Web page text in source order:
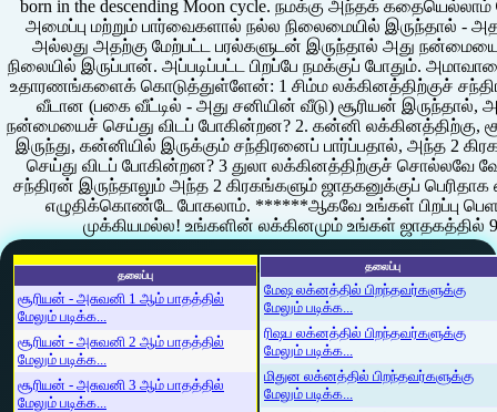
born in the descending Moon cycle. நமக்கு அந்தக்
அமைப்பு மற்றும் பார்வைகளால் நல்ல நிலைமையில் இருந்தால் -
அல்லது அதற்கு மேற்பட்ட பரல்களுடன் இருந்தால் அது
நிலையில் இருப்பான். அப்படிப்பட்ட பிறப்பே நமக்குப் போதும்.
உதாரணங்களைக் கொடுத்துள்ளேன்: 1 சிம்ம லக்கினத்திற்குச்
வீடான (பகை வீட்டில் - அது சனியின் வீடு) சூரியன் இருந்தால்,
நன்மையைச் செய்து விடப் போகின்றன? 2. கன்னி லக்கினத்திற்கு,
இருந்து, கன்னியில் இருக்கும் சந்திரனைப் பார்ப்பதால், அந்த 2
செய்து விடப் போகின்றன? 3 துலா லக்கினத்திற்குச் சொல்லவே
சந்திரன் இருந்தாலும் அந்த 2 கிரகங்களும் ஜாதகனுக்குப்
எழுதிக்கொண்டே போகலாம். ******ஆகவே உங்கள் பிறப்பு
முக்கியமல்ல! உங்களின் லக்கினமும் உங்கள் ஜாதகத்தில்
தலைப்பு
சூரியன் - அசுவனி 1 ஆம் பாதத்தில்
மேலும் படிக்க...
சூரியன் - அசுவனி 2 ஆம் பாதத்தில்
மேலும் படிக்க...
சூரியன் - அசுவனி 3 ஆம் பாதத்தில்
மேலும் படிக்க...
தலைப்பு
மேஷ லக்னத்தில் பிறந்தவர்களுக்கு
மேலும் படிக்க...
ரிஷப லக்னத்தில் பிறந்தவர்களுக்கு
மேலும் படிக்க...
மிதுன லக்னத்தில் பிறந்தவர்களுக்கு
மேலும் படிக்க...